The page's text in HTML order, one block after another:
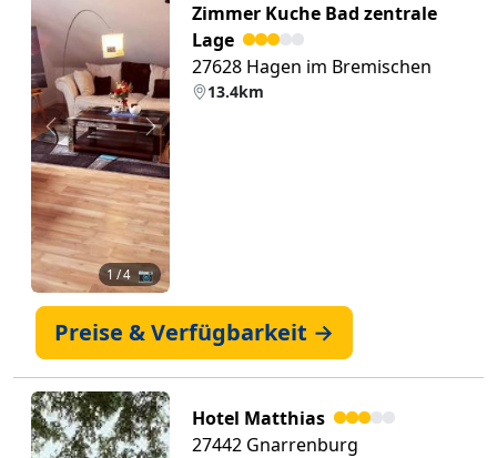
Zurück Weiter
1 / 4 📷
Zimmer Kuche Bad zentrale
Lage
27628 Hagen im Bremischen
13.4km
Preise & Verfügbarkeit →
Hotel Matthias
27442 Gnarrenburg